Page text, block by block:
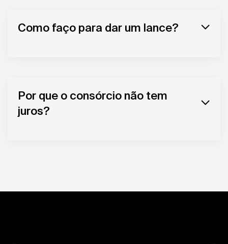
Como faço para dar um lance?
Por que o consórcio não tem
juros?